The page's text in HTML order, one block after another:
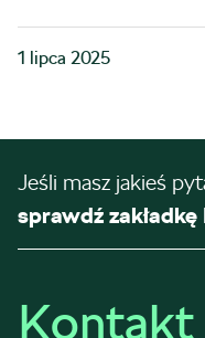
1 lipca 2025
Jeśli masz jakieś
sprawdź zakładkę
Kontakt